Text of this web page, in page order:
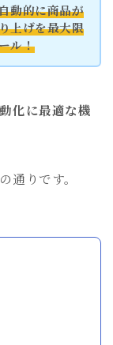
動的に商品が
上げを最大限
ル！
化に最適な機
通りです。